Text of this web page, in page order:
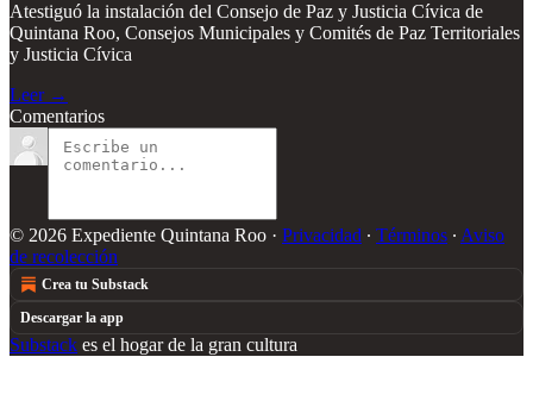
Atestiguó la instalación del Consejo de Paz y Justicia Cívica de
Quintana Roo, Consejos Municipales y Comités de Paz Territoriales
y Justicia Cívica
Leer →
Comentarios
© 2026 Expediente Quintana Roo · Privacidad ∙ Términos ∙ Aviso
de recolección
Crea tu Substack
Descargar la app
Substack es el hogar de la gran cultura